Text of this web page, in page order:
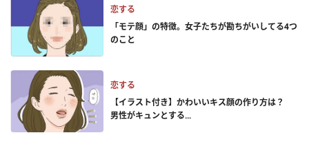
恋する
「モテ顔」の特徴。女子たちが勘ちがいしてる4つ
のこと
恋する
【イラスト付き】かわいいキス顔の作り方は？
男性がキュンとする...